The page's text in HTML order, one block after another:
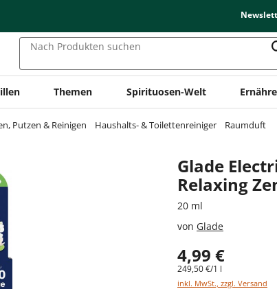
Nach Produkten suchen
Themen Spirituosen-Welt
Putzen & Reinigen Haushalts- & Toilettenreiniger Raumduft
Glade
Relaxing
20 ml
von Glade
4,99 €
249,50 €/1 l
inkl. MwSt., zzgl. Versand